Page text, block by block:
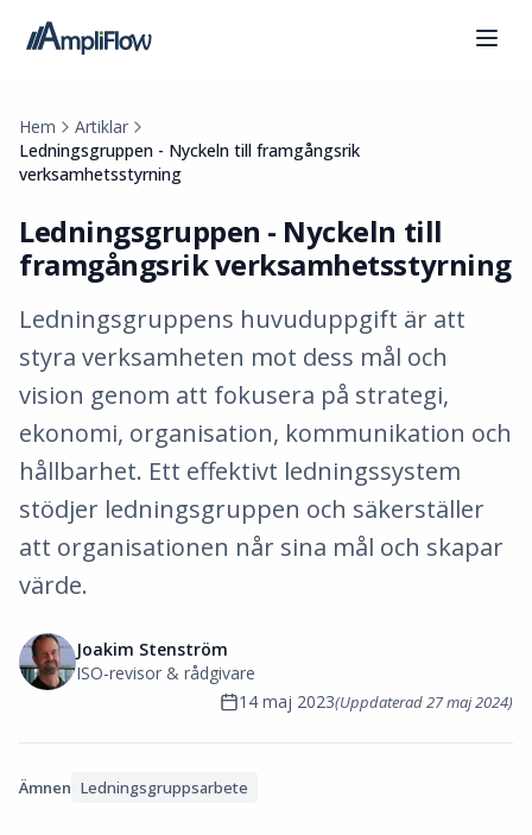
Hem
Artiklar
Ledningsgruppen - Nyckeln till framgångsrik
verksamhetsstyrning
Ledningsgruppen - Nyckeln till
framgångsrik verksamhetsstyrning
Ledningsgruppens huvuduppgift är att
styra verksamheten mot dess mål och
vision genom att fokusera på strategi,
ekonomi, organisation, kommunikation och
hållbarhet. Ett effektivt ledningssystem
stödjer ledningsgruppen och säkerställer
att organisationen når sina mål och skapar
värde.
Joakim Stenström
ISO-revisor & rådgivare
14 maj 2023(Uppdaterad27 maj 2024)
Ämnen Ledningsgruppsarbete